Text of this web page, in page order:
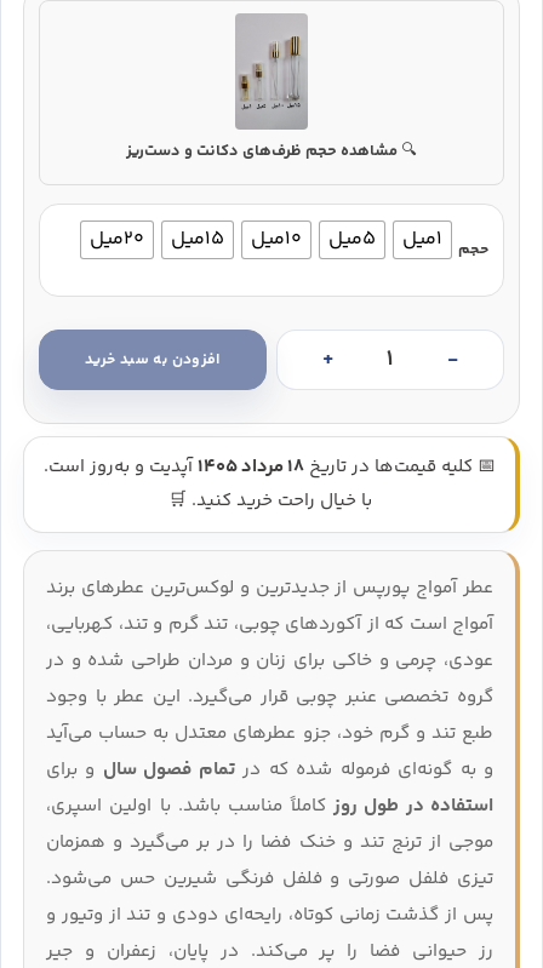
عطر آمواج پورپس از جدیدترین و لوکس‌ترین عطرهای برند
آمواج است که از آکوردهای چوبی، تند گرم و تند، کهربایی،
عودی، چرمی و خاکی برای زنان و مردان طراحی شده و در
گروه تخصصی عنبر چوبی قرار می‌گیرد. این عطر با وجود
طبع تند و گرم خود، جزو عطرهای معتدل به حساب می‌آید
و به‌ گونه‌ای فرموله شده که درتمام فصول سال و برای
استفاده در طول روز کاملاً مناسب باشد. با اولین اسپری،
موجی از ترنج تند و خنک فضا را در بر می‌گیرد و همزمان
تیزی فلفل صورتی و فلفل فرنگی شیرین حس می‌شود.
پس از گذشت زمانی کوتاه، رایحه‌ای دودی و تند از وتیور و
رز حیوانی فضا را پر می‌کند. در پایان، زعفران و جیر
📅 کلیه قیمت‌ها در تاریخ 18 مرداد 1405
آپدیت و به‌روز است.
با خیال راحت خرید کنید. 🛒
🔍 مشاهده حجم ظرف‌های دکانت و دست‌ریز
حجم 1میل 5میل 10میل 15میل 20میل
عطر ادکلن آمواج پرپس (امواژ پورپس) - Amouage Purpose عدد
افزودن به سبد خرید